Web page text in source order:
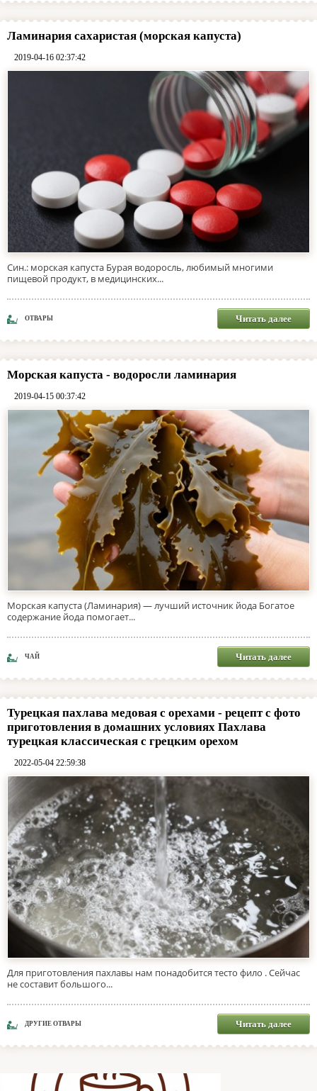
Ламинария сахаристая (морская капуста)
2019-04-16 02:37:42
Син.: морская капуста Бурая водоросль, любимый многими
пищевой продукт, в медицинских...
ОТВАРЫ Читать далее
Морская капуста - водоросли ламинария
2019-04-15 00:37:42
Морская капуста (Ламинария) — лучший источник йода Богатое
содержание йода помогает...
ЧАЙ Читать далее
Турецкая пахлава медовая с орехами - рецепт с фото
приготовления в домашних условиях Пахлава
турецкая классическая с грецким орехом
2022-05-04 22:59:38
Для приготовления пахлавы нам понадобится тесто фило . Сейчас
не составит большого...
ДРУГИЕ ОТВАРЫ Читать далее